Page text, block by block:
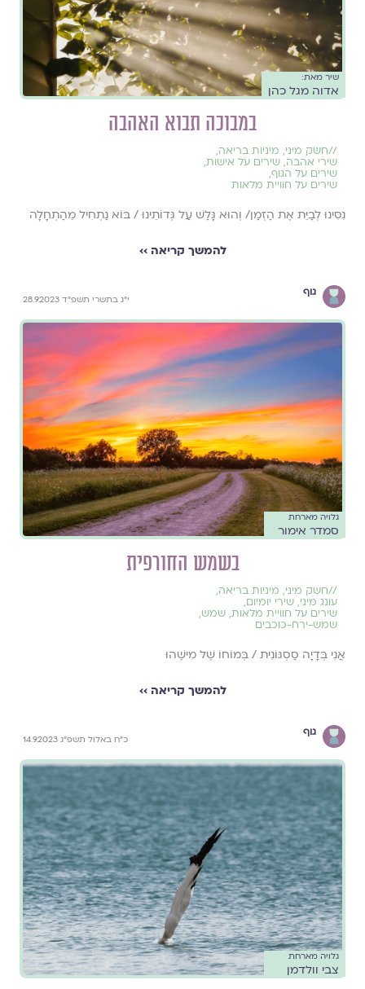
שיר מאת:
אדוה מגל כהן
במבוכה תבוא האהבה
//חשק מיני, מיניות בריאה,
שירי אהבה, שירים על אישות,
שירים על הגוף,
שירים על חוויית מלאות
נִסִּינוּ לְבַיֵּת אֶת הַזְּמַן/ וְהוּא גָּלַשׁ עַל גְּדוֹתֵינוּ / בּוֹא נַתְחִיל מֵהַתְחָלָה
להמשך קריאה ››
גוף
י״ג בתשרי תשפ״ד 28.9.2023
גלויה מארחת
סמדר אימור
בשמש החורפית
//חשק מיני, מיניות בריאה,
עונג מיני, שירי יומיום,
שירים על חוויית מלאות, שמש,
שמש-ירח-כוכבים
אֲנִי בְּדָיָה סַסְגּוֹנִית / בְּמוֹחוֹ שֶׁל מִישֶׁהוּ
להמשך קריאה ››
גוף
כ״ח באלול תשפ״ג 14.9.2023
גלויה מארחת
צבי וולדמן